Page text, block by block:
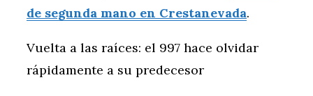
de segunda mano en Crestanevada.
Vuelta a las raíces: el 997 hace olvidar
rápidamente a su predecesor